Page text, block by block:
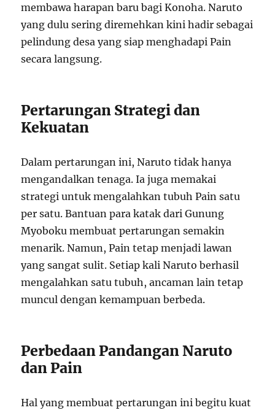
membawa harapan baru bagi Konoha. Naruto
yang dulu sering diremehkan kini hadir sebagai
pelindung desa yang siap menghadapi Pain
secara langsung.
Pertarungan Strategi dan
Kekuatan
Dalam pertarungan ini, Naruto tidak hanya
mengandalkan tenaga. Ia juga memakai
strategi untuk mengalahkan tubuh Pain satu
per satu. Bantuan para katak dari Gunung
Myoboku membuat pertarungan semakin
menarik. Namun, Pain tetap menjadi lawan
yang sangat sulit. Setiap kali Naruto berhasil
mengalahkan satu tubuh, ancaman lain tetap
muncul dengan kemampuan berbeda.
Perbedaan Pandangan Naruto
dan Pain
Hal yang membuat pertarungan ini begitu kuat